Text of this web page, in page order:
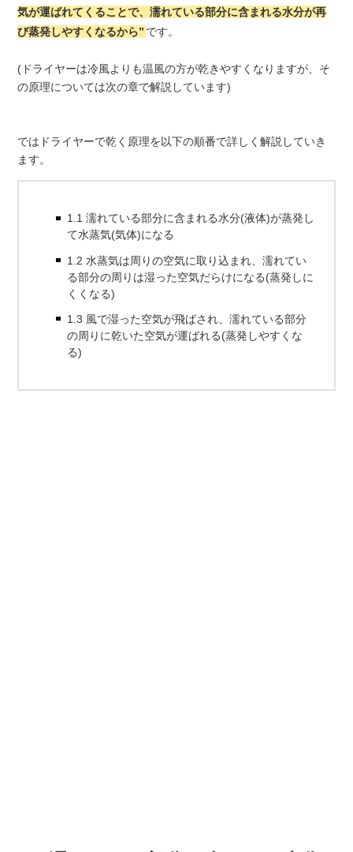
気が運ばれてくることで、濡れている部分に含まれる水分が再
び蒸発しやすくなるから” です。
(ドライヤーは冷風よりも温風の方が乾きやすくなりますが、そ
の原理については次の章で解説しています)
ではドライヤーで乾く原理を以下の順番で詳しく解説していき
ます。
1.1 濡れている部分に含まれる水分(液体)が蒸発し
て水蒸気(気体)になる
1.2 水蒸気は周りの空気に取り込まれ、濡れてい
る部分の周りは湿った空気だらけになる(蒸発しに
くくなる)
1.3 風で湿った空気が飛ばされ、濡れている部分
の周りに乾いた空気が運ばれる(蒸発しやすくな
る)